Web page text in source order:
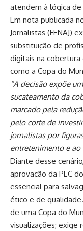
atendem à lógica
Em nota publicada
Jornalistas (FENAJ)
substituição de
digitais na
como a Copa do
“A decisão expõe
sucateamento da
marcado pela
pelo corte de
jornalistas por
entretenimento e ao
Diante desse
aprovação da PEC
essencial para
ético e de
de uma Copa do
visualizações; exige